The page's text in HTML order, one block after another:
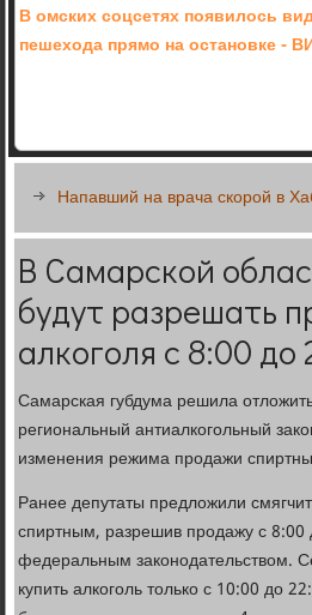
В омских соцсетях появилось
пешехода прямо на остановке -
Напавший на врача скорой в
В Самарской
будут разрешать
алкоголя с 8:00 до
Самарская губдума решила
региональный антиалкогольный
изменения режима продажи
Ранее депутаты предложили
спиртным, разрешив продажу с 8:00
федеральным законодательством.
купить алкоголь только с 10:00 до